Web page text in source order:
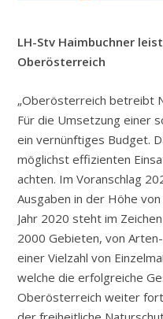
LH-Stv Haimbuchner
Oberösterreich
„Oberösterreich betreibt
Für die Umsetzung einer
ein vernünftiges Budget.
möglichst effizienten
achten. Im Voranschlag
Ausgaben in der Höhe
Jahr 2020 steht im
2000 Gebieten, von
einer Vielzahl von
welche die erfolgreiche
Oberösterreich weiter